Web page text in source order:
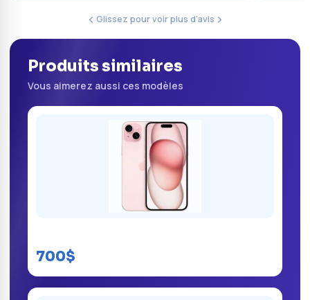
Glissez pour voir plus d'avis
Produits similaires
Vous aimerez aussi ces modèles
700$